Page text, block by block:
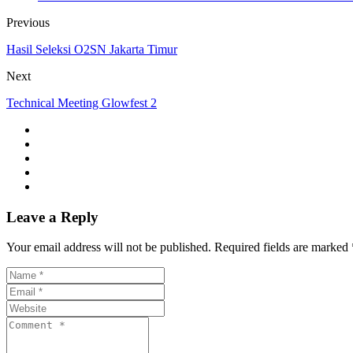
Previous
Hasil Seleksi O2SN Jakarta Timur
Next
Technical Meeting Glowfest 2
Leave a Reply
Your email address will not be published. Required fields are marked